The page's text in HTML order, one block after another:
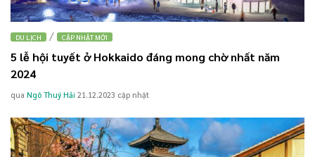
DU LỊCH / CẬP NHẬT MỚI
5 lễ hội tuyết ở Hokkaido đáng mong chờ nhất năm
2024
qua Ngô Thuý Hải 21.12.2023 cập nhật